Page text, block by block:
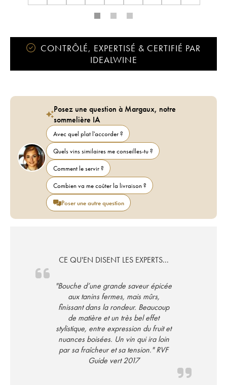
CONTRÔLÉ, EXPERTISÉ & CERTIFIÉ PAR
IDEALWINE
Posez une question à Margaux, notre
sommelière IA
Avec quel plat l'accorder ?
Quels vins similaires me conseilles-tu ?
Comment le servir ?
Combien va me coûter la livraison ?
Poser une autre question
CE QU'EN DISENT LES EXPERTS...
"Bouche d’une grande saveur épicée
aux tanins fermes, mais mûrs,
finissant dans la rondeur. Beaucoup
de matière et un très bel effet
stylistique, entre expression du fruit et
nuances boisées. Un vin qui ira loin
par sa fraîcheur et sa tension." RVF
Guide vert 2017